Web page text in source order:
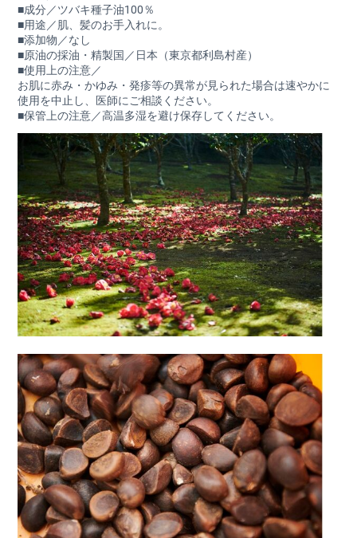
■成分／ツバキ種子油100％
■用途／肌、髪のお手入れに。
■添加物／なし
■原油の採油・精製国／日本（東京都利島村産）
■使用上の注意／
お肌に赤み・かゆみ・発疹等の異常が見られた場合は速やかに
使用を中止し、医師にご相談ください。
■保管上の注意／高温多湿を避け保存してください。